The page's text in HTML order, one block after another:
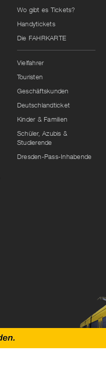
Wo gibt es Tickets?
Handytickets
Die FAHRKARTE
Vielfahrer
Touristen
Geschäftskunden
Deutschlandticket
Kinder & Familien
Schüler, Azubis &
Studierende
Dresden-Pass-Inhabende